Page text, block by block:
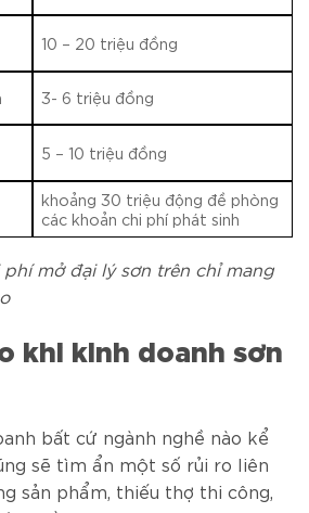
10 – 20 triệu đồng
3- 6 triệu đồng
5 – 10 triệu đồng
khoảng 30 triệu động đề phòng
các khoản chi phí phát sinh
mở đại lý sơn trên chỉ mang
khi kinh doanh sơn
bất cứ ngành nghề nào kể
sẽ tìm ẩn một số rủi ro liên
sản phẩm, thiếu thợ thi công,